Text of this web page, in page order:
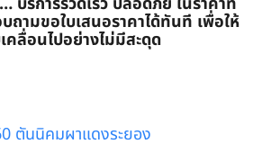
ถามขอใบเสนอราคาได้ทันที เพื่อให้
ลื่อนไปอย่างไม่มีสะดุด
ตันนิคมผาแดงระยอง